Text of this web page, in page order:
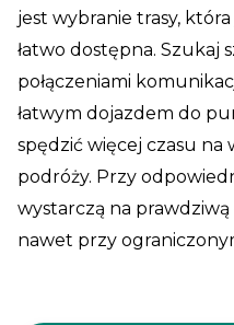
jest wybranie trasy,
łatwo dostępna. Szukaj
połączeniami
łatwym dojazdem do
spędzić więcej czasu na
podróży. Przy
wystarczą na
nawet przy